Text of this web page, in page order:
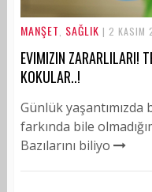
MANŞET SAĞLIK | 2 KASIM
EVIMIZIN ZARARLILARI!
KOKULAR..!
Günlük yaşantımızda
farkında bile
Bazılarını biliyo